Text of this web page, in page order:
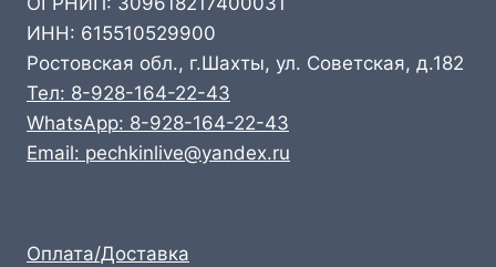
ИНН: 615510529900
Ростовская обл., г.Шахты, ул. Советская, д.182
Тел: 8-928-164-22-43
WhatsApp: 8-928-164-22-43
Email: pechkinlive@yandex.ru
Оплата/Доставка